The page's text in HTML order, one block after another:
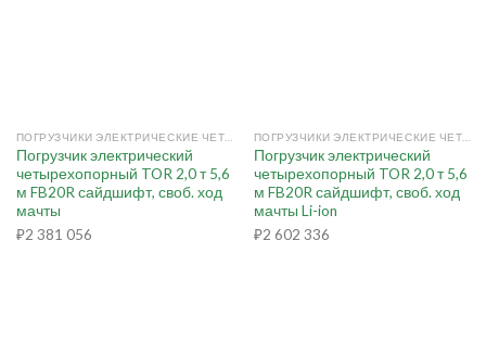
Погрузчик электрический
четырехопорный TOR 2,0 т 5,6
м FB20R сайдшифт, своб. ход
мачты
₽2 381 056
Погрузчик электрический
четырехопорный TOR 2,0 т 5,6
м FB20R сайдшифт, своб. ход
мачты Li-ion
₽2 602 336